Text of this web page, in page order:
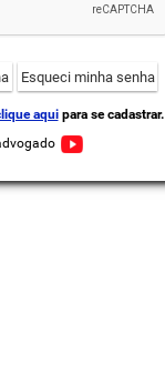
aquipara se cadastrar.